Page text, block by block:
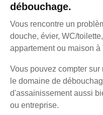
débouchage.
Vous rencontre un
douche, évier, WC/
appartement ou maison à
Vous pouvez compter
le domaine de
d'assainissement aussi
ou entreprise.